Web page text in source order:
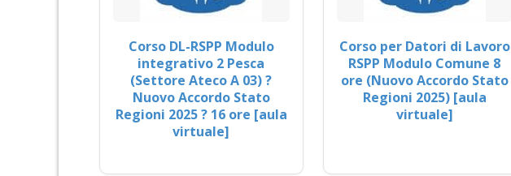
Corso DL-RSPP Modulo
integrativo 2 Pesca
(Settore Ateco A 03) ?
Nuovo Accordo Stato
Regioni 2025 ? 16 ore [aula
virtuale]
Corso per Datori di Lavoro
RSPP Modulo Comune 8
ore (Nuovo Accordo Stato
Regioni 2025) [aula
virtuale]